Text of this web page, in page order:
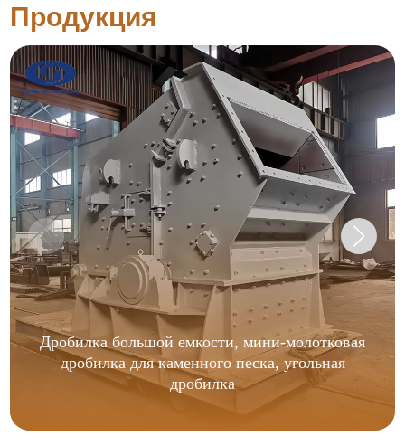
Продукция
Дробилка большой емкости, мини-молотковая
дробилка для каменного песка, угольная
дробилка